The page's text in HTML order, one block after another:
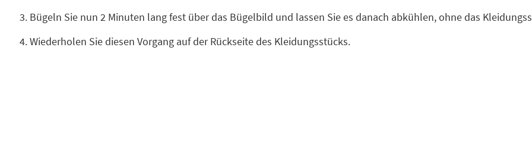
Bügeln Sie nun 2 Minuten lang fest über das Bügelbild und lassen Sie es danach abkühlen, ohne das
Wiederholen Sie diesen Vorgang auf der Rückseite des Kleidungsstücks.